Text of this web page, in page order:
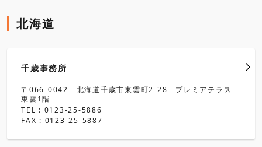
北海道
千歳事務所
〒066-0042 北海道千歳市東雲町2-28 プレミアテラス
東雲1階
TEL : 0123-25-5886
FAX : 0123-25-5887